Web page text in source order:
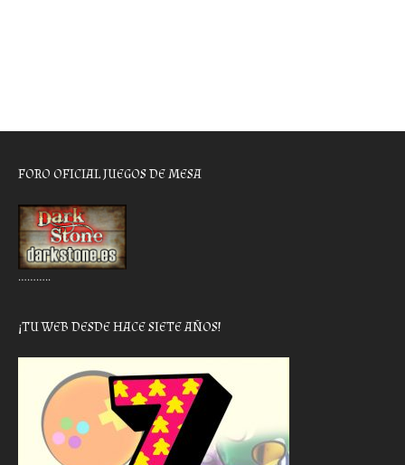
FORO OFICIAL JUEGOS DE MESA
………..
¡TU WEB DESDE HACE SIETE AÑOS!